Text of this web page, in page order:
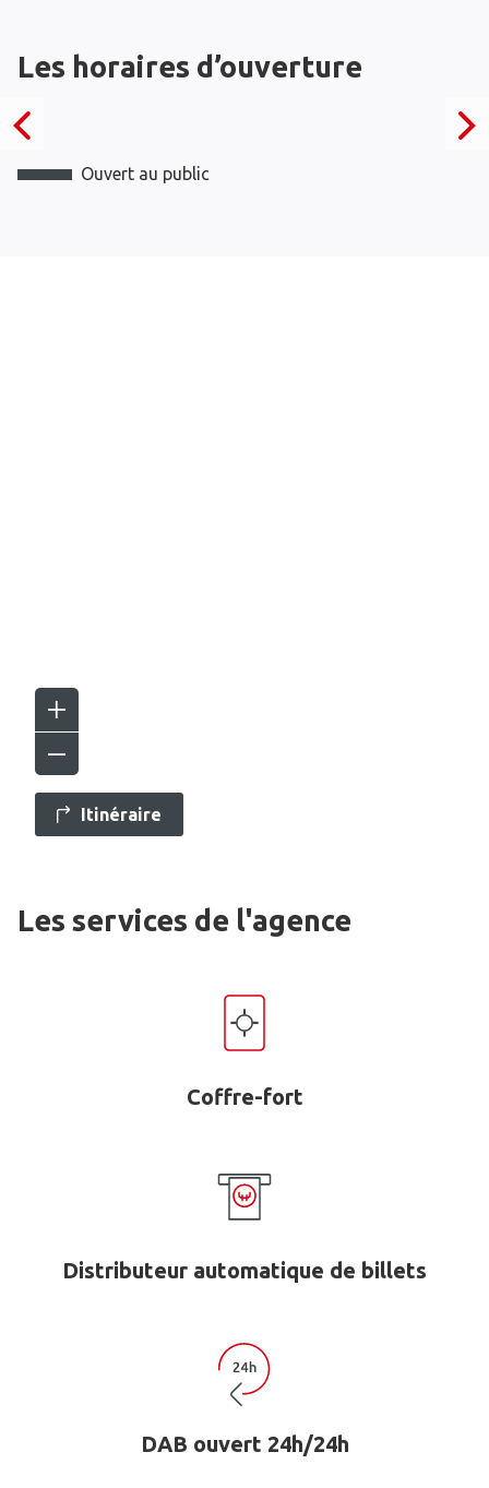
Les horaires d’ouverture
Ouvert au public
Itinéraire
Les services de l'agence
Coffre-fort
Distributeur automatique de billets
DAB ouvert 24h/24h